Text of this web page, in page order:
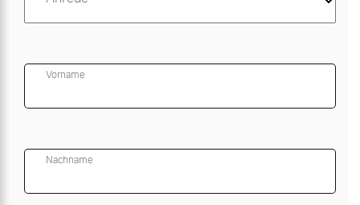
Vorname
Nachname